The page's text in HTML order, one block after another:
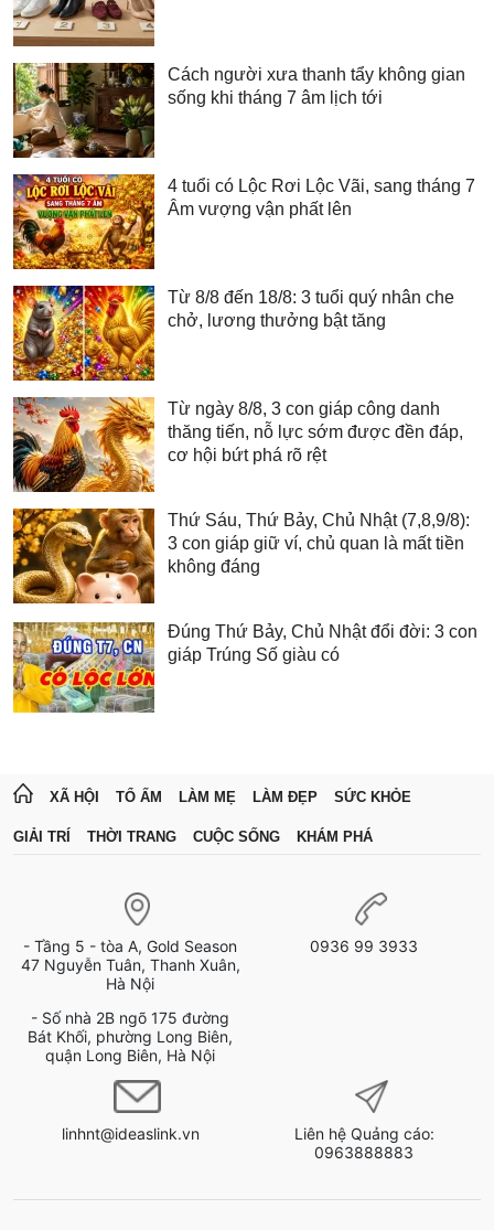
Cách người xưa thanh tẩy không gian
sống khi tháng 7 âm lịch tới
4 tuổi có Lộc Rơi Lộc Vãi, sang tháng 7
Âm vượng vận phất lên
Từ 8/8 đến 18/8: 3 tuổi quý nhân che
chở, lương thưởng bật tăng
Từ ngày 8/8, 3 con giáp công danh
thăng tiến, nỗ lực sớm được đền đáp,
cơ hội bứt phá rõ rệt
Thứ Sáu, Thứ Bảy, Chủ Nhật (7,8,9/8):
3 con giáp giữ ví, chủ quan là mất tiền
không đáng
Đúng Thứ Bảy, Chủ Nhật đổi đời: 3 con
giáp Trúng Số giàu có
XÃ HỘI TỔ ẤM LÀM MẸ LÀM ĐẸP SỨC KHỎE
GIẢI TRÍ THỜI TRANG CUỘC SỐNG KHÁM PHÁ
- Tầng 5 - tòa A, Gold Season
47 Nguyễn Tuân, Thanh Xuân,
Hà Nội
- Số nhà 2B ngõ 175 đường
Bát Khối, phường Long Biên,
quận Long Biên, Hà Nội
0936 99 3933
linhnt@ideaslink.vn
Liên hệ Quảng cáo:
0963888883